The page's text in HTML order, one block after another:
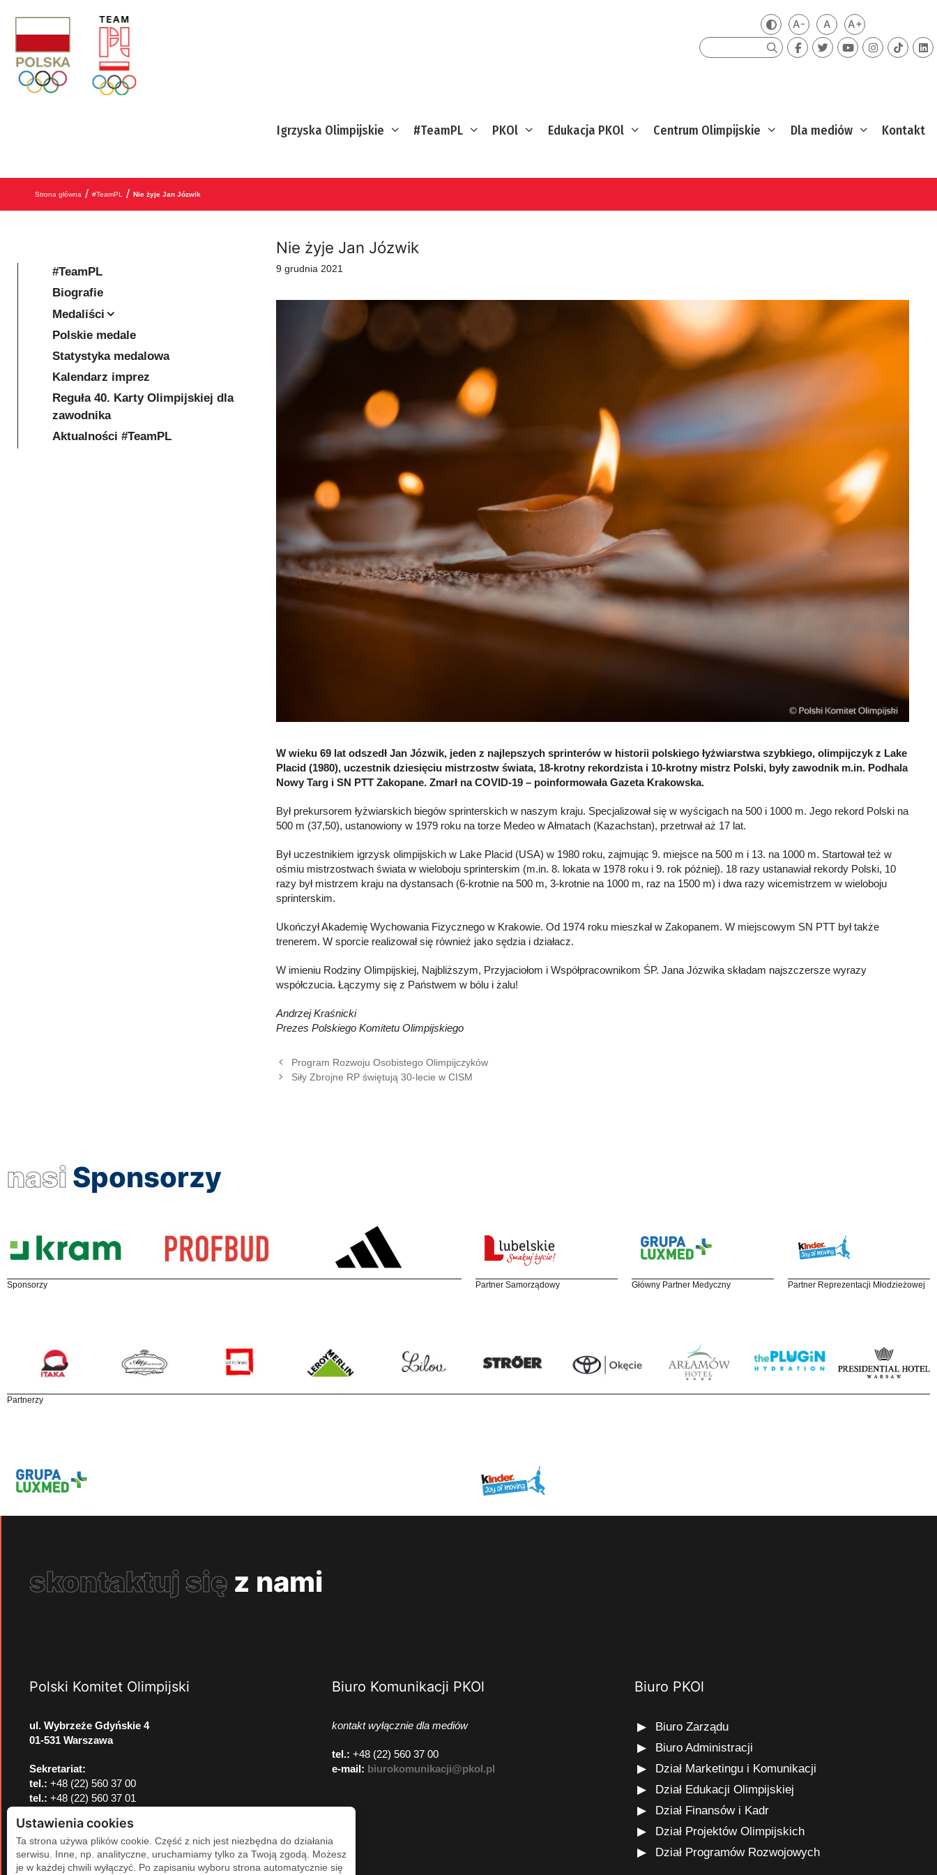
Zmień kontrast
A-Mniejsza czcionka
ADomyślna czcionka
A+Większa
Szukaj
Igrzyska Olimpijskie #TeamPL PKOl Edukacja PKOl Centrum Olimpijskie Dla mediów Kontakt
Strona główna / #TeamPL / Nie żyje Jan Józwik
Nie żyje Jan Józwik
9 grudnia 2021
W wieku 69 lat odszedł Jan Józwik, jeden z najlepszych sprinterów w historii polskiego łyżwiarstwa szybkiego, olimpijczyk z Lake
Placid (1980), uczestnik dziesięciu mistrzostw świata, 18-krotny rekordzista i 10-krotny mistrz Polski, były zawodnik m.in. Podhala
Nowy Targ i SN PTT Zakopane. Zmarł na COVID-19 – poinformowała Gazeta Krakowska.
Był prekursorem łyżwiarskich biegów sprinterskich w naszym kraju. Specjalizował się w wyścigach na 500 i 1000 m. Jego rekord Polski na
500 m (37,50), ustanowiony w 1979 roku na torze Medeo w Ałmatach (Kazachstan), przetrwał aż 17 lat.
Był uczestnikiem igrzysk olimpijskich w Lake Placid (USA) w 1980 roku, zajmując 9. miejsce na 500 m i 13. na 1000 m. Startował też w
ośmiu mistrzostwach świata w wieloboju sprinterskim (m.in. 8. lokata w 1978 roku i 9. rok później). 18 razy ustanawiał rekordy Polski, 10
razy był mistrzem kraju na dystansach (6-krotnie na 500 m, 3-krotnie na 1000 m, raz na 1500 m) i dwa razy wicemistrzem w wieloboju
sprinterskim.
Ukończył Akademię Wychowania Fizycznego w Krakowie. Od 1974 roku mieszkał w Zakopanem. W miejscowym SN PTT był także
trenerem. W sporcie realizował się również jako sędzia i działacz.
W imieniu Rodziny Olimpijskiej, Najbliższym, Przyjaciołom i Współpracownikom ŚP. Jana Józwika składam najszczersze wyrazy
współczucia. Łączymy się z Państwem w bólu i żalu!
Andrzej Kraśnicki
Prezes Polskiego Komitetu Olimpijskiego
Program Rozwoju Osobistego Olimpijczyków
Siły Zbrojne RP świętują 30-lecie w CISM
#TeamPL
Biografie
Medaliści
Polskie medale
Statystyka medalowa
Kalendarz imprez
Reguła 40. Karty Olimpijskiej dla
zawodnika
Aktualności #TeamPL
nasi Sponsorzy
Sponsorzy Partner Samorządowy Główny Partner Medyczny Partner Reprezentacji Młodzieżowej
Partnerzy
skontaktuj się z nami
Polski Komitet Olimpijski
ul. Wybrzeże Gdyńskie 4
01-531 Warszawa
Sekretariat:
tel.: +48 (22) 560 37 00
tel.: +48 (22) 560 37 01
Biuro Komunikacji PKOl
kontakt wyłącznie dla mediów
tel.: +48 (22) 560 37 00
e-mail: biurokomunikacji@pkol.pl
Biuro PKOl
Biuro Zarządu
Biuro Administracji
Dział Marketingu i Komunikacji
Dział Edukacji Olimpijskiej
Dział Finansów i Kadr
Dział Projektów Olimpijskich
Dział Programów Rozwojowych
Ustawienia cookies
Ta strona używa plików cookie. Część z nich jest niezbędna do działania
serwisu. Inne, np. analityczne, uruchamiamy tylko za Twoją zgodą. Możesz
je w każdej chwili wyłączyć. Po zapisaniu wyboru strona automatycznie się